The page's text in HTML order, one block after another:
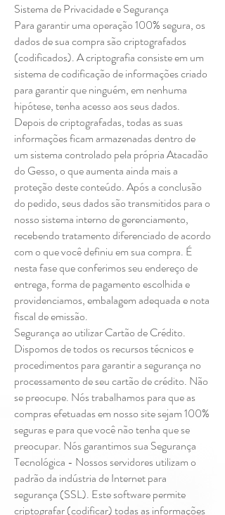
Sistema de Privacidade e Segurança
Para garantir uma operação 100% segura, os
dados de sua compra são criptografados
(codificados). A criptografia consiste em um
sistema de codificação de informações criado
para garantir que ninguém, em nenhuma
hipótese, tenha acesso aos seus dados.
Depois de criptografadas, todas as suas
informações ficam armazenadas dentro de
um sistema controlado pela própria Atacadão
do Gesso, o que aumenta ainda mais a
proteção deste conteúdo. Após a conclusão
do pedido, seus dados são transmitidos para o
nosso sistema interno de gerenciamento,
recebendo tratamento diferenciado de acordo
com o que você definiu em sua compra. É
nesta fase que conferimos seu endereço de
entrega, forma de pagamento escolhida e
providenciamos, embalagem adequada e nota
fiscal de emissão.
Segurança ao utilizar Cartão de Crédito.
Dispomos de todos os recursos técnicos e
procedimentos para garantir a segurança no
processamento de seu cartão de crédito. Não
se preocupe. Nós trabalhamos para que as
compras efetuadas em nosso site sejam 100%
seguras e para que você não tenha que se
preocupar. Nós garantimos sua Segurança
Tecnológica - Nossos servidores utilizam o
padrão da indústria de Internet para
segurança (SSL). Este software permite
criptografar (codificar) todas as informações